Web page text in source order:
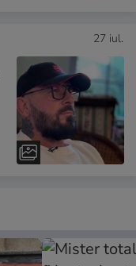
27 iul.